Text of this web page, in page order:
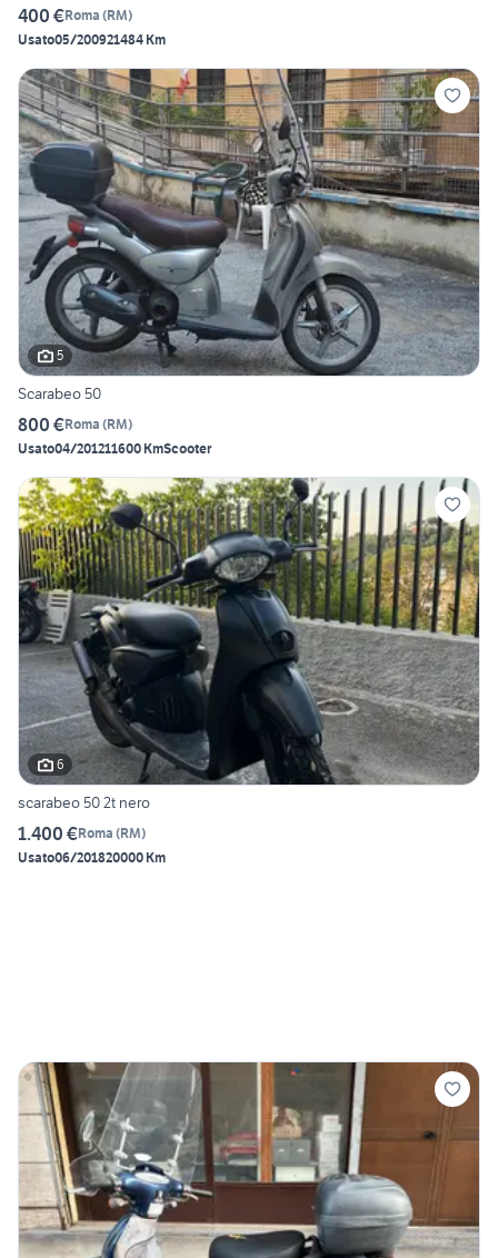
400 €Roma (RM)
Usato05/200921484 Km
5
Scarabeo 50
800 €Roma (RM)
Usato04/201211600 KmScooter
6
scarabeo 50 2t nero
1.400 €Roma (RM)
Usato06/201820000 Km